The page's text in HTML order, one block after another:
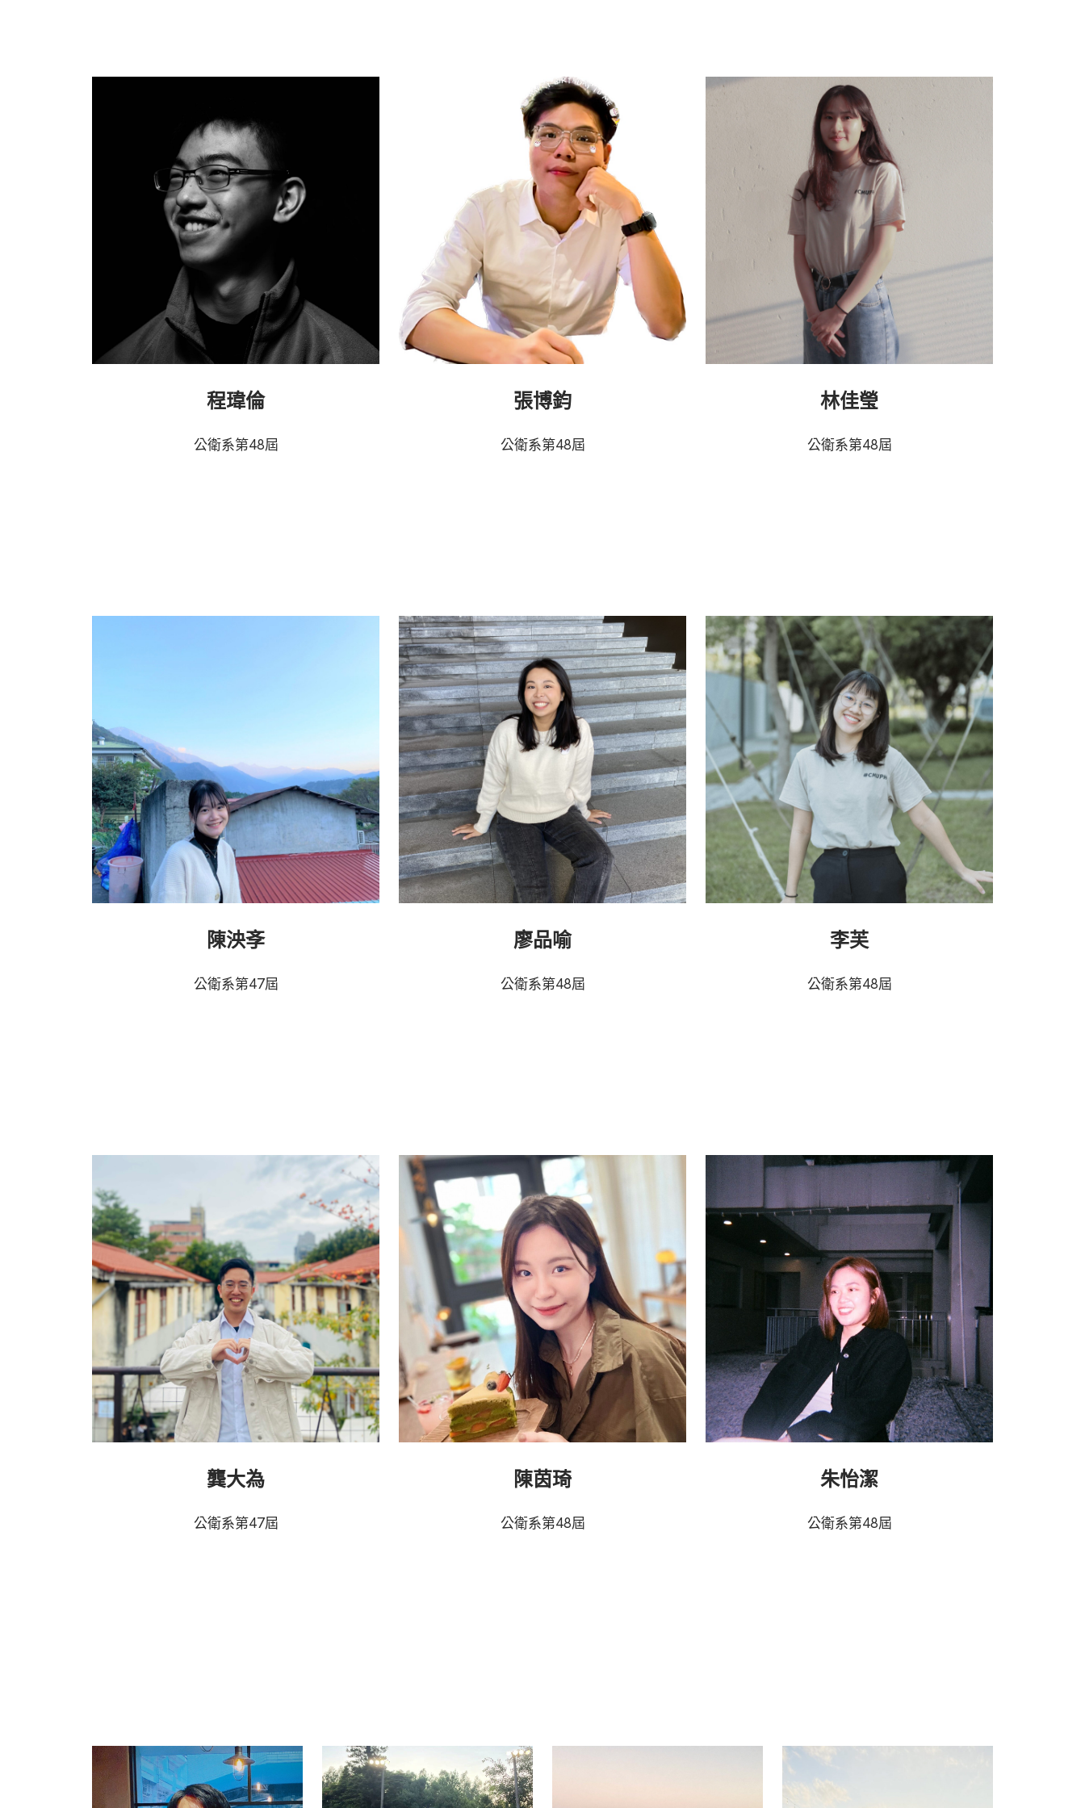
程瑋倫
公衛系第48屆
張博鈞
公衛系第48屆
林佳瑩
公衛系第48屆
陳泱斈
公衛系第47屆
廖品喻
公衛系第48屆
李芙
公衛系第48屆
龔大為
公衛系第47屆
陳茵琦
公衛系第48屆
朱怡潔
公衛系第48屆